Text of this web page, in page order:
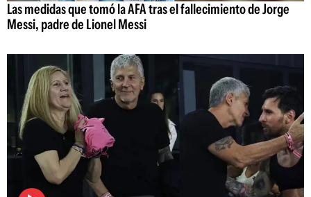
Las medidas que tomó la AFA tras el fallecimiento de Jorge
Messi, padre de Lionel Messi